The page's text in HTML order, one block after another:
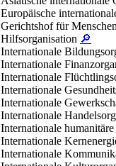
Europäische
Gerichtshof für
Hilfsorganisation 🔎
Internationale
Internationale
Internationale
Internationale
Internationale
Internationale
Internationale
Internationale
Internationale